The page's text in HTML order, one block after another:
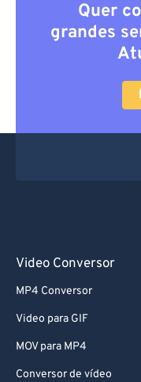
Quer
grandes
Video Conversor
MP4 Conversor
Video para GIF
MOV para MP4
Conversor de vídeo